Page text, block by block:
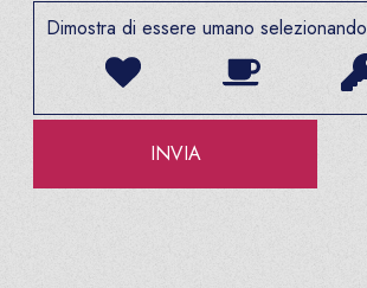
Dimostra di essere umano selezionando